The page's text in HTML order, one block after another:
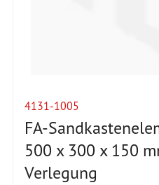
4131-1005
FA-
500 x 300 x 150
Verlegung